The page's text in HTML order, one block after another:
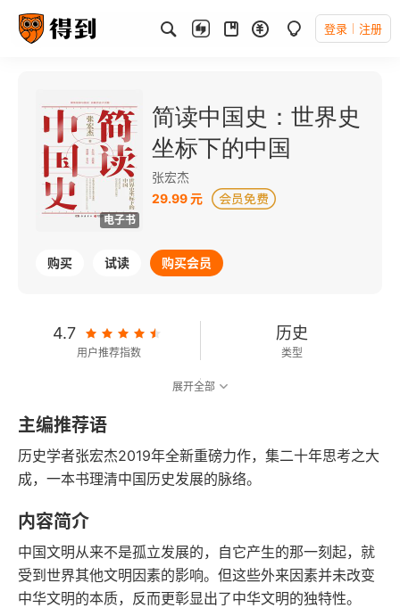
登录 注册
电子书
简读中国史：世界史
坐标下的中国
张宏杰
29.99 元
购买 试读 购买会员
4.7
用户推荐指数
历史
类型
227千字
字数
2019-08-01
发行日期
展开全部
主编推荐语
历史学者张宏杰2019年全新重磅力作，集二十年思考之大
成，一本书理清中国历史发展的脉络。
内容简介
中国文明从来不是孤立发展的，自它产生的那一刻起，就
受到世界其他文明因素的影响。但这些外来因素并未改变
中华文明的本质，反而更彰显出了中华文明的独特性。